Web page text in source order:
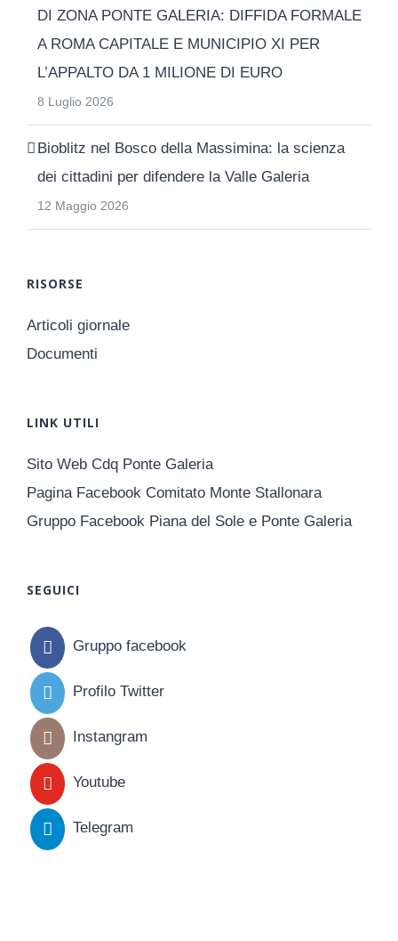
DI ZONA PONTE GALERIA: DIFFIDA FORMALE
A ROMA CAPITALE E MUNICIPIO XI PER
L’APPALTO DA 1 MILIONE DI EURO
8 Luglio 2026
Bioblitz nel Bosco della Massimina: la scienza
dei cittadini per difendere la Valle Galeria
12 Maggio 2026
RISORSE
Articoli giornale
Documenti
LINK UTILI
Sito Web Cdq Ponte Galeria
Pagina Facebook Comitato Monte Stallonara
Gruppo Facebook Piana del Sole e Ponte Galeria
SEGUICI
Gruppo facebook
Profilo Twitter
Instangram
Youtube
Telegram